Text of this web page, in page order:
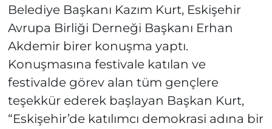
Belediye Başkanı Kazım Kurt, Eskişehir
Avrupa Birliği Derneği Başkanı Erhan
Akdemir birer konuşma yaptı.
Konuşmasına festivale katılan ve
festivalde görev alan tüm gençlere
teşekkür ederek başlayan Başkan Kurt,
“Eskişehir’de katılımcı demokrasi adına bir